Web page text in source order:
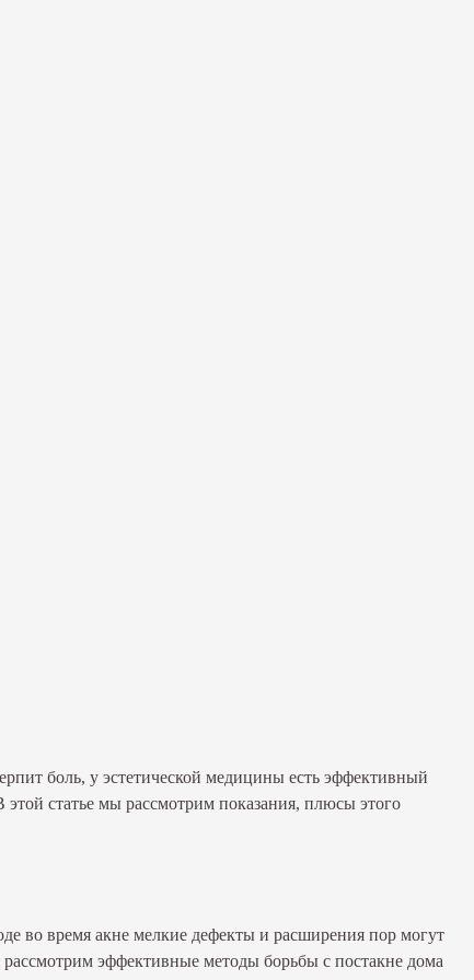
боль, у эстетической медицины есть эффективный
статье мы рассмотрим показания, плюсы этого
во время акне мелкие дефекты и расширения пор могут
эффективные методы борьбы с постакне дома